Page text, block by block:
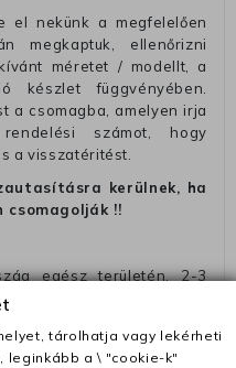
el nekünk a megfelelően
megkaptuk, ellenőrizni
méretet / modellt, a
készlet függvényében.
a csomagba, amelyen irja
számot, hogy
a visszatéritést.
kerülnek, ha
csomagolják !!
egész területén, 2-3
e-mailben / sms-ben
tárolhatja vagy lekérheti
leginkább a \ "cookie-k"